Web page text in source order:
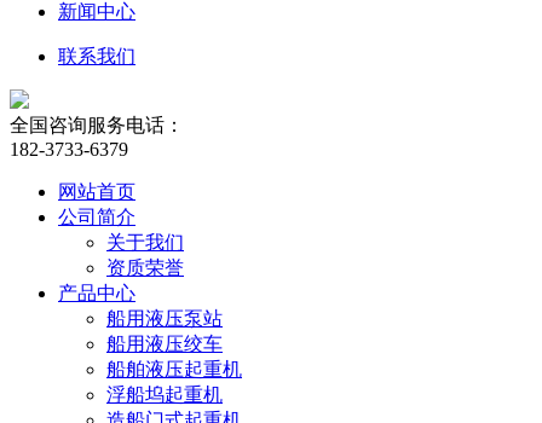
新闻中心
联系我们
全国咨询服务电话：
182-3733-6379
网站首页
公司简介
关于我们
资质荣誉
产品中心
船用液压泵站
船用液压绞车
船舶液压起重机
浮船坞起重机